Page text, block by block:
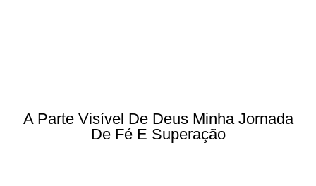
A Parte Visível De Deus Minha Jornada
De Fé E Superação